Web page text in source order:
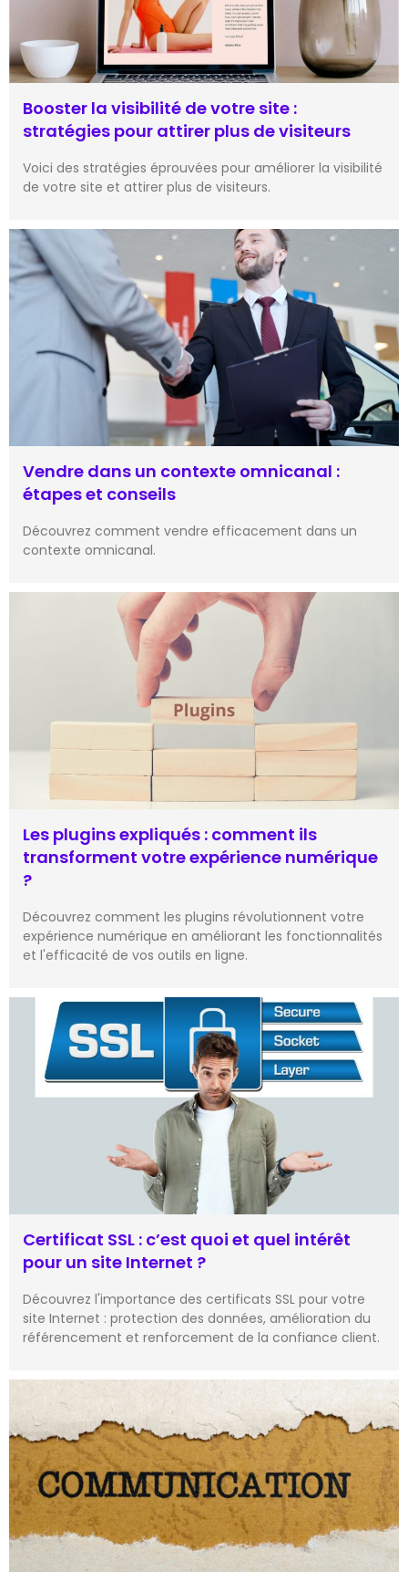
Booster la visibilité de votre site :
stratégies pour attirer plus de visiteurs
Voici des stratégies éprouvées pour améliorer la visibilité
de votre site et attirer plus de visiteurs.
Vendre dans un contexte omnicanal :
étapes et conseils
Découvrez comment vendre efficacement dans un
contexte omnicanal.
Les plugins expliqués : comment ils
transforment votre expérience numérique
?
Découvrez comment les plugins révolutionnent votre
expérience numérique en améliorant les fonctionnalités
et l'efficacité de vos outils en ligne.
Certificat SSL : c’est quoi et quel intérêt
pour un site Internet ?
Découvrez l'importance des certificats SSL pour votre
site Internet : protection des données, amélioration du
référencement et renforcement de la confiance client.